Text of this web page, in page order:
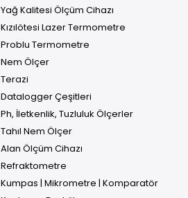
Yağ Kalitesi Ölçüm Cihazı
Kızılötesi Lazer Termometre
Problu Termometre
Nem Ölçer
Terazi
Datalogger Çeşitleri
Ph, İletkenlik, Tuzluluk Ölçerler
Tahıl Nem Ölçer
Alan Ölçüm Cihazı
Refraktometre
Kumpas | Mikrometre | Komparatör